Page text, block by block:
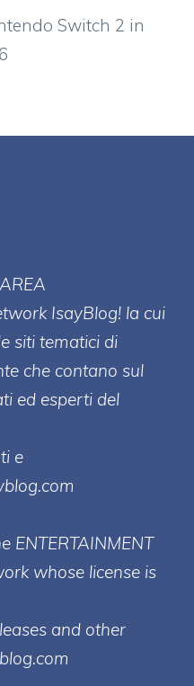
Switch 2 in
IsayBlog! la cui
siti tematici di
che contano sul
ed esperti del
e
ENTERTAINMENT
whose license is
and other